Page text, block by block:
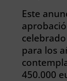
Este
para los
450.000